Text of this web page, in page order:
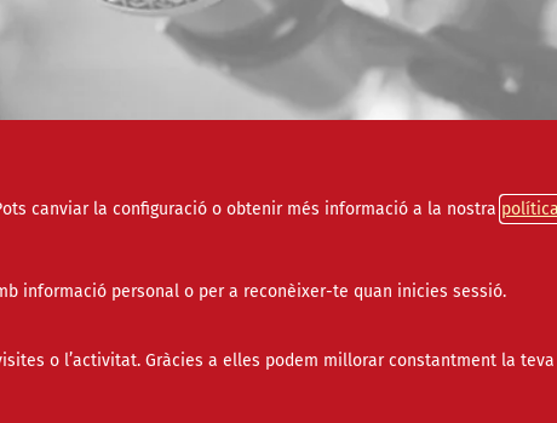
canviar la configuració o obtenir més informació a la nostra
informació personal o per a reconèixer-te quan inicies sessió.
o l’activitat. Gràcies a elles podem millorar constantment la
Només esdeveniments online